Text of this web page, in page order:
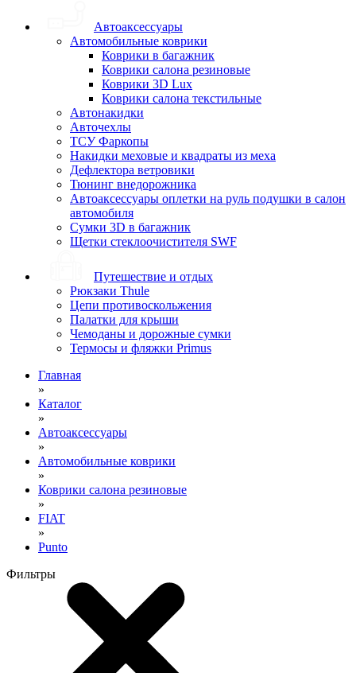
Автоаксессуары
Автомобильные коврики
Коврики в багажник
Коврики салона резиновые
Коврики 3D Lux
Коврики салона текстильные
Автонакидки
Авточехлы
ТСУ Фаркопы
Накидки меховые и квадраты из меха
Дефлектора ветровики
Тюнинг внедорожника
Автоаксессуары оплетки на руль подушки в салон
автомобиля
Сумки 3D в багажник
Щетки стеклоочистителя SWF
Путешествие и отдых
Рюкзаки Thule
Цепи противоскольжения
Палатки для крыши
Чемоданы и дорожные сумки
Термосы и фляжки Primus
Главная
»
Каталог
»
Автоаксессуары
»
Автомобильные коврики
»
Коврики салона резиновые
»
FIAT
»
Punto
Фильтры